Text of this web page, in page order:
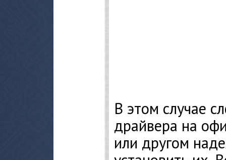
В этом случае
драйвера на
или другом